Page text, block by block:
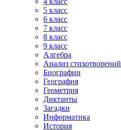
5 класс
6 класс
7 класс
8 класс
9 класс
Алгебра
Анализ стихотворений
Биографии
География
Геометрия
Диктанты
Загадки
Информатика
История